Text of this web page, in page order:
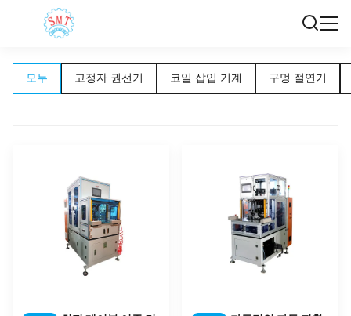
모두 고정자 권선기 코일 삽입 기계 구멍 절연기